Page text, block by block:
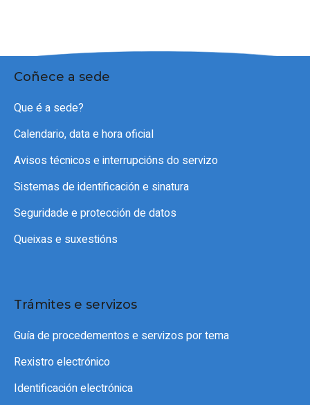
Coñece a sede
Que é a sede?
Calendario, data e hora oficial
Avisos técnicos e interrupcións do servizo
Sistemas de identificación e sinatura
Seguridade e protección de datos
Queixas e suxestións
Trámites e servizos
Guía de procedementos e servizos por tema
Rexistro electrónico
Identificación electrónica